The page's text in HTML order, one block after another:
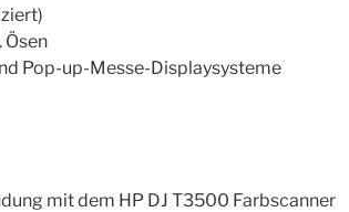
Ösen
Pop-up-Messe-Displaysysteme
mit dem HP DJ T3500 Farbscanner